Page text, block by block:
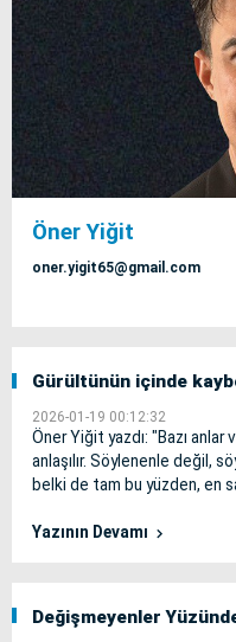
Öner Yiğit
oner.yigit65@gmail.com
Gürültünün içinde
2026-01-19 00:12:32
Öner Yiğit yazdı: "Bazı anlar
anlaşılır. Söylenenle değil,
belki de tam bu yüzden, en
Yazının Devamı
Değişmeyenler